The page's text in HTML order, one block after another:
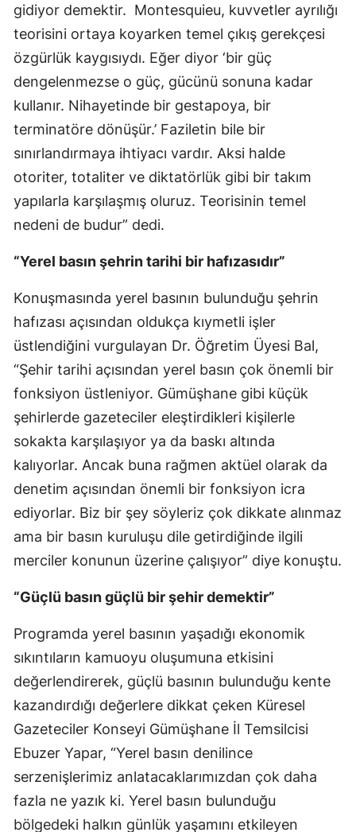
Niğde
Ordu
Rize
Sakarya
Samsun
Siirt
Sinop
Tokat
Trabzon
Tunceli
Şanlıurfa
Uşak
Van
Yozgat
Zonguldak
Aksaray
Bayburt
Karaman
Kırıkkale
Batman
Şırnak
Ardahan
gidiyor demektir. Montesquieu, kuvvetler ayrılığı
teorisini ortaya koyarken temel çıkış gerekçesi
özgürlük kaygısıydı. Eğer diyor ‘bir güç
dengelenmezse o güç, gücünü sonuna kadar
kullanır. Nihayetinde bir gestapoya, bir
terminatöre dönüşür.’ Faziletin bile bir
sınırlandırmaya ihtiyacı vardır. Aksi halde
otoriter, totaliter ve diktatörlük gibi bir takım
yapılarla karşılaşmış oluruz. Teorisinin temel
nedeni de budur” dedi.
“Yerel basın şehrin tarihi bir hafızasıdır”
Konuşmasında yerel basının bulunduğu şehrin
hafızası açısından oldukça kıymetli işler
üstlendiğini vurgulayan Dr. Öğretim Üyesi Bal,
“Şehir tarihi açısından yerel basın çok önemli bir
fonksiyon üstleniyor. Gümüşhane gibi küçük
şehirlerde gazeteciler eleştirdikleri kişilerle
sokakta karşılaşıyor ya da baskı altında
kalıyorlar. Ancak buna rağmen aktüel olarak da
denetim açısından önemli bir fonksiyon icra
ediyorlar. Biz bir şey söyleriz çok dikkate alınmaz
ama bir basın kuruluşu dile getirdiğinde ilgili
merciler konunun üzerine çalışıyor” diye konuştu.
“Güçlü basın güçlü bir şehir demektir”
Programda yerel basının yaşadığı ekonomik
sıkıntıların kamuoyu oluşumuna etkisini
değerlendirerek, güçlü basının bulunduğu kente
kazandırdığı değerlere dikkat çeken Küresel
Gazeteciler Konseyi Gümüşhane İl Temsilcisi
Ebuzer Yapar, “Yerel basın denilince
serzenişlerimiz anlatacaklarımızdan çok daha
fazla ne yazık ki. Yerel basın bulunduğu
bölgedeki halkın günlük yaşamını etkileyen